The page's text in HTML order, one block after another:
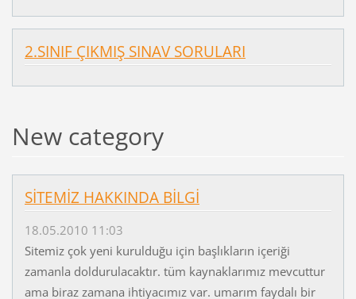
2.SINIF ÇIKMIŞ SINAV SORULARI
New category
SİTEMİZ HAKKINDA BİLGİ
18.05.2010 11:03
Sitemiz çok yeni kurulduğu için başlıkların içeriği
zamanla doldurulacaktır. tüm kaynaklarımız mevcuttur
ama biraz zamana ihtiyacımız var. umarım faydalı bir